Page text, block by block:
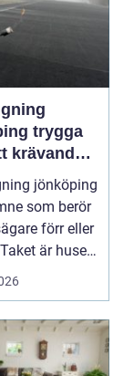
krävande
klimat
jönköping
som berör
förr eller
är husets